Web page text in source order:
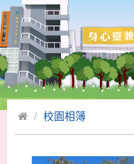
校園相簿